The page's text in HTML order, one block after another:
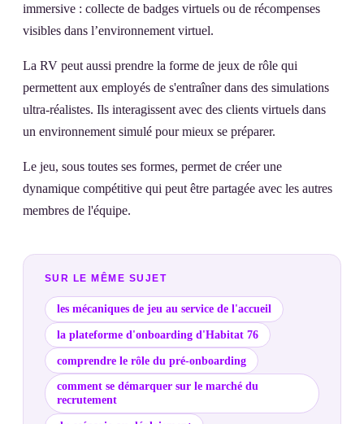
immersive : collecte de badges virtuels ou de récompenses
visibles dans l’environnement virtuel.
La RV peut aussi prendre la forme de jeux de rôle qui
permettent aux employés de s'entraîner dans des simulations
ultra-réalistes. Ils interagissent avec des clients virtuels dans
un environnement simulé pour mieux se préparer.
Le jeu, sous toutes ses formes, permet de créer une
dynamique compétitive qui peut être partagée avec les autres
membres de l'équipe.
SUR LE MÊME SUJET
les mécaniques de jeu au service de l'accueil
la plateforme d'onboarding d'Habitat 76
comprendre le rôle du pré-onboarding
comment se démarquer sur le marché du
recrutement